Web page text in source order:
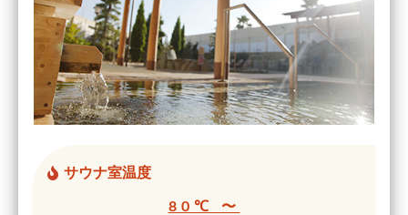
サウナ室温度
80℃ 〜